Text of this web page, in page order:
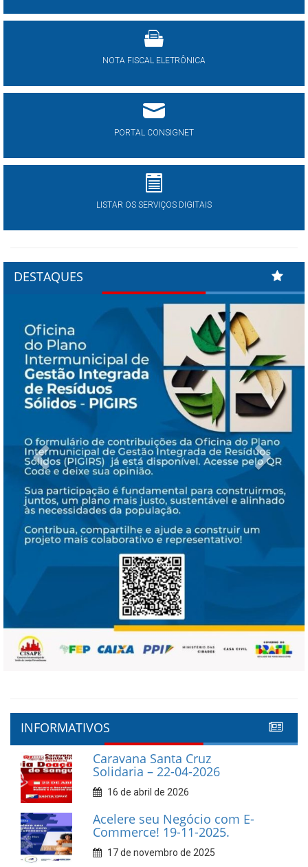
NOTA FISCAL ELETRÔNICA
PORTAL CONSIGNET
LISTAR OS SERVIÇOS DIGITAIS
DESTAQUES
Previous Next
INFORMATIVOS
Caravana Santa Cruz
Solidaria – 22-04-2026
16 de abril de 2026
Acelere seu Negócio com E-
Commerce! 19-11-2025.
17 de novembro de 2025